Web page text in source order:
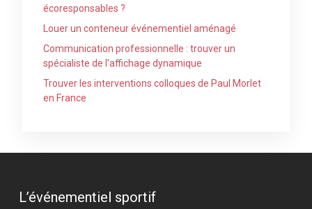
écoresponsables ?
Louer un conteneur événementiel aménagé
Communication professionnelle : trouver un
spécialiste de l’affichage dynamique
Trouver les interventions colloques de Paul Morlet
en France
L’événementiel sportif